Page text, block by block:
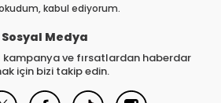
kabul ediyorum.
Sosyal Medya
kampanya ve fırsatlardan haberdar
için bizi takip edin.